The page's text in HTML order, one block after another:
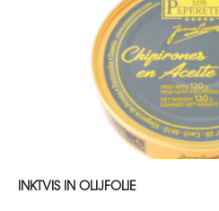
TOEVOEGEN AAN WINKELWAGEN
INKTVIS IN OLIJFOLIE